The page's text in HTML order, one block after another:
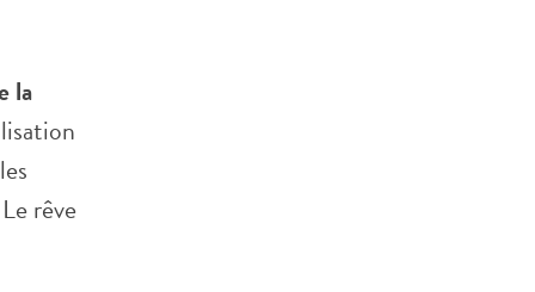
la
rêve